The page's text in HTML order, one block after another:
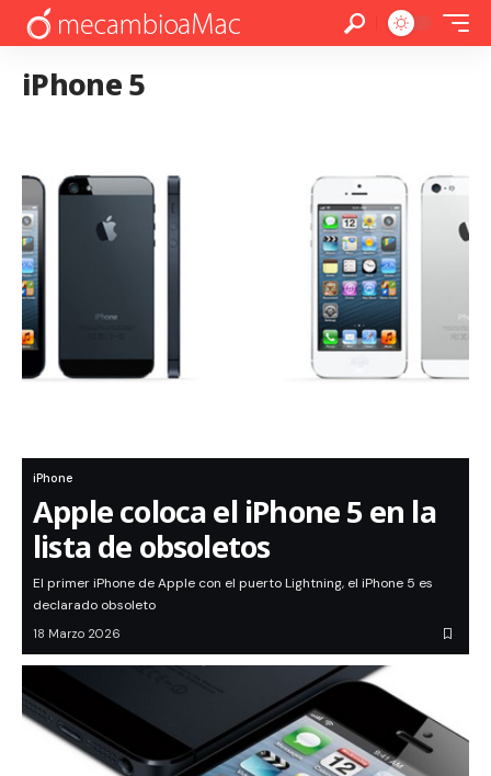
iPhone 5
iPhone
Apple coloca el iPhone 5 en la
lista de obsoletos
El primer iPhone de Apple con el puerto Lightning, el iPhone 5 es
declarado obsoleto
18 Marzo 2026